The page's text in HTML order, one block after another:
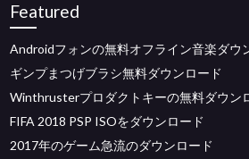
Featured
Androidフォンの無料オフライン音楽ダウ
ギンプまつげブラシ無料ダウンロード
Winthrusterプロダクトキーの無料ダウン
FIFA 2018 PSP ISOをダウンロード
2017年のゲーム急流のダウンロード